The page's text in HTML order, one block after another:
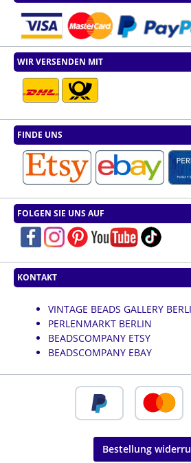
WIR VERSENDEN MIT
FINDE UNS
FOLGEN SIE UNS AUF
KONTAKT
VINTAGE BEADS GALLERY
PERLENMARKT BERLIN
BEADSCOMPANY ETSY
BEADSCOMPANY EBAY
Bestellung